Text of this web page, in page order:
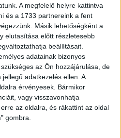
A megfelelő helyre kattintva
és a 1733 partnereink a fent
Másik lehetőségként a
elutasítása előtt részletesebb
beállításait.
adatainak bizonyos
az Ön hozzájárulása, de
adatkezelés ellen. A
érvényesek. Bármikor
vagy visszavonhatja
az oldalra, és rákattint az oldal
gombra.
a turizmusban
és egyelőre úgy tűnik, ezt a
megőriznie. Az
szállásadók és...